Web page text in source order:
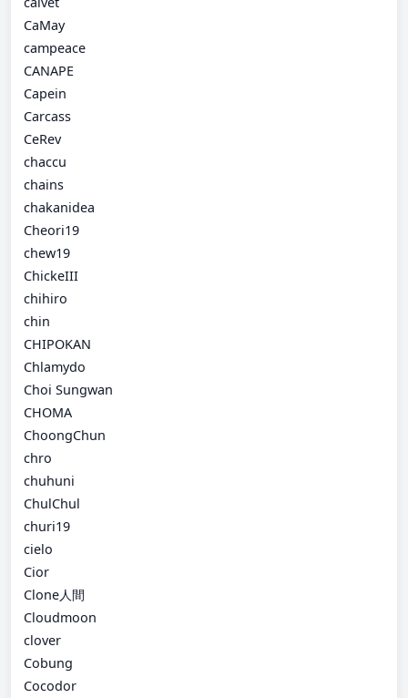
CaMay
campeace
CANAPE
Capein
Carcass
CeRev
chaccu
chains
chakanidea
Cheori19
chew19
ChickeIII
chihiro
chin
CHIPOKAN
Chlamydo
Choi Sungwan
CHOMA
ChoongChun
chro
chuhuni
ChulChul
churi19
cielo
Cior
Clone人間
Cloudmoon
clover
Cobung
Cocodor